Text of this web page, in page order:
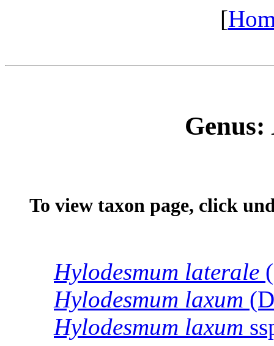
[
Genus:
To view taxon page, click
Hylodesmum laterale
Hylodesmum laxum
Hylodesmum laxum